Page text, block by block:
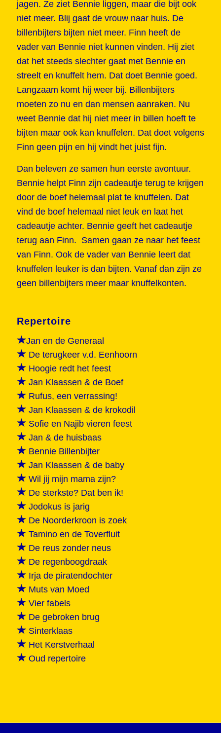
jagen. Ze ziet Bennie liggen, maar die bijt ook
niet meer. Blij gaat de vrouw naar huis. De
billenbijters bijten niet meer. Finn heeft de
vader van Bennie niet kunnen vinden. Hij ziet
dat het steeds slechter gaat met Bennie en
streelt en knuffelt hem. Dat doet Bennie goed.
Langzaam komt hij weer bij. Billenbijters
moeten zo nu en dan mensen aanraken. Nu
weet Bennie dat hij niet meer in billen hoeft te
bijten maar ook kan knuffelen. Dat doet volgens
Finn geen pijn en hij vindt het juist fijn.
Dan beleven ze samen hun eerste avontuur.
Bennie helpt Finn zijn cadeautje terug te krijgen
door de boef helemaal plat te knuffelen. Dat
vind de boef helemaal niet leuk en laat het
cadeautje achter. Bennie geeft het cadeautje
terug aan Finn. Samen gaan ze naar het feest
van Finn. Ook de vader van Bennie leert dat
knuffelen leuker is dan bijten. Vanaf dan zijn ze
geen billenbijters meer maar knuffelkonten.
Repertoire
Jan en de Generaal
De terugkeer v.d. Eenhoorn
Hoogie redt het feest
Jan Klaassen & de Boef
Rufus, een verrassing!
Jan Klaassen & de krokodil
Sofie en Najib vieren feest
Jan & de huisbaas
Bennie Billenbijter
Jan Klaassen & de baby
Wil jij mijn mama zijn?
De sterkste? Dat ben ik!
Jodokus is jarig
De Noorderkroon is zoek
Tamino en de Toverfluit
De reus zonder neus
De regenboogdraak
Irja de piratendochter
Muts van Moed
Vier fabels
De gebroken brug
Sinterklaas
Het Kerstverhaal
Oud repertoire